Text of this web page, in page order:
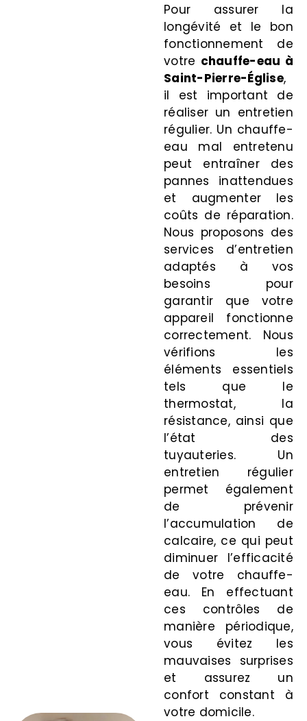
Pour assurer la
longévité et le bon
fonctionnement de
votre chauffe-eau à
Saint-Pierre-Église,
il est important de
réaliser un entretien
régulier. Un chauffe-
eau mal entretenu
peut entraîner des
pannes inattendues
et augmenter les
coûts de réparation.
Nous proposons des
services d’entretien
adaptés à vos
besoins pour
garantir que votre
appareil fonctionne
correctement. Nous
vérifions les
éléments essentiels
tels que le
thermostat, la
résistance, ainsi que
l’état des
tuyauteries. Un
entretien régulier
permet également
de prévenir
l’accumulation de
calcaire, ce qui peut
diminuer l’efficacité
de votre chauffe-
eau. En effectuant
ces contrôles de
manière périodique,
vous évitez les
mauvaises surprises
et assurez un
confort constant à
votre domicile.